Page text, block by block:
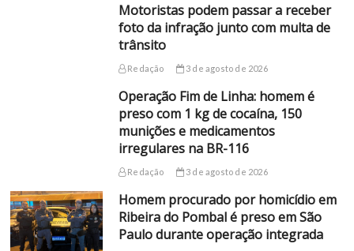
Motoristas podem passar a receber
foto da infração junto com multa de
trânsito
Redação 3 de agosto de 2026
Operação Fim de Linha: homem é
preso com 1 kg de cocaína, 150
munições e medicamentos
irregulares na BR-116
Redação 3 de agosto de 2026
Homem procurado por homicídio em
Ribeira do Pombal é preso em São
Paulo durante operação integrada